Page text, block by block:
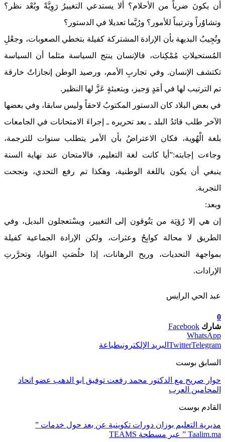
أن يكونَ ضرباً من الأحلام؟ ألا يستدعي التغييرُ رَوِيَّةً وبُعْد نظر؟
وتشاوُراً وترتيباً للأمور؟ ورُبَّما تعديلا في الدستور؟
وتُجِيبُ البديهة بأن الإرادة المشتركة كفيلة بتخطي الصعوبات، وجعْلِ
المُستحيلاتِ مُمْكِنات، فالإنسان ينتج السياسة مثلما أن السياسة
تكتشف الإنسان. وفي تجاربِ الأمم، ورصيد الوطن إنجازاتٌ خارقة
تم الترتيب لها في أمَدٍ وَجيز، وبتعبئةٍ عَزَّ لها النظير.
في بعض البلاد كان الدستور المكتوبُ لاحقاً وليس سابقا، وفي بعضها
الآخر طلب قائدُ البلد ـ بعد تحريره ـ إجراءَ الامتحانات في الجامعات
بلغة الْهُوية، فكان الاعتراضُ بأن الأمر يتطلب سنوات للترجمة،
وجاءت إجابته:”أيا كانت لغة التعليم، فالامتحان عند نهاية السنة
ينبغي أن يكون باللغة الوطنية، وهكذا تم رفع التحدي، ونجحت
التجربة.
وبعد:
إن هي إلا رُؤيَة من يَتُوقون إلى التغيير، ويسْتعجلون البديل، وفي
الطريق لا محالة كوابِحُ وعثرات، ولكن الإرادة الجماعية كفيلة
بمواجهة التحديات، وربح الرهانات، إذا خلُصَتِ النوايا، وتحرَّرتِ
الإرادات.
عبد الحي الرايس
0
شارك Facebook
WhatsApp
TwitterTelegram البريد الإلكترونيطباعة
السابق بوست
حوار صريح مع الدكتور محمد رفعت توفيق ابو الدهب عضو اتحاد
المحامين العرب
القادم بوست
مديرية التعليم بوزان دورات تكوينية عن بعد حول خدمات ”
Taalim.ma ” عبر مسطحة TEAMS